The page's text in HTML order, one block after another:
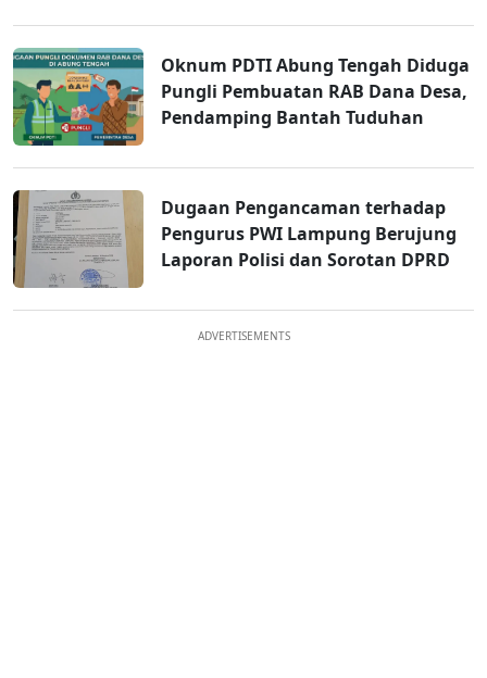
Oknum PDTI Abung Tengah Diduga
Pungli Pembuatan RAB Dana Desa,
Pendamping Bantah Tuduhan
Dugaan Pengancaman terhadap
Pengurus PWI Lampung Berujung
Laporan Polisi dan Sorotan DPRD
ADVERTISEMENTS